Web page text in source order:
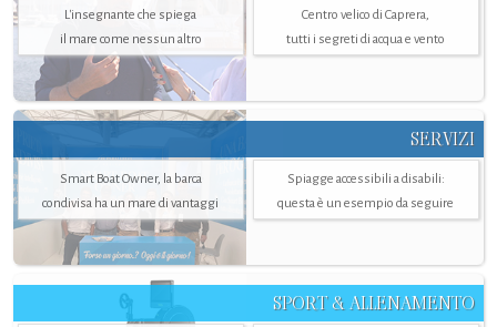
L'insegnante che spiega
il mare come nessun altro
Centro velico di Caprera,
tutti i segreti di acqua e vento
SERVIZI
Smart Boat Owner, la barca
condivisa ha un mare di vantaggi
Spiagge accessibili a disabili:
questa è un esempio da seguire
SPORT & ALLENAMENTO